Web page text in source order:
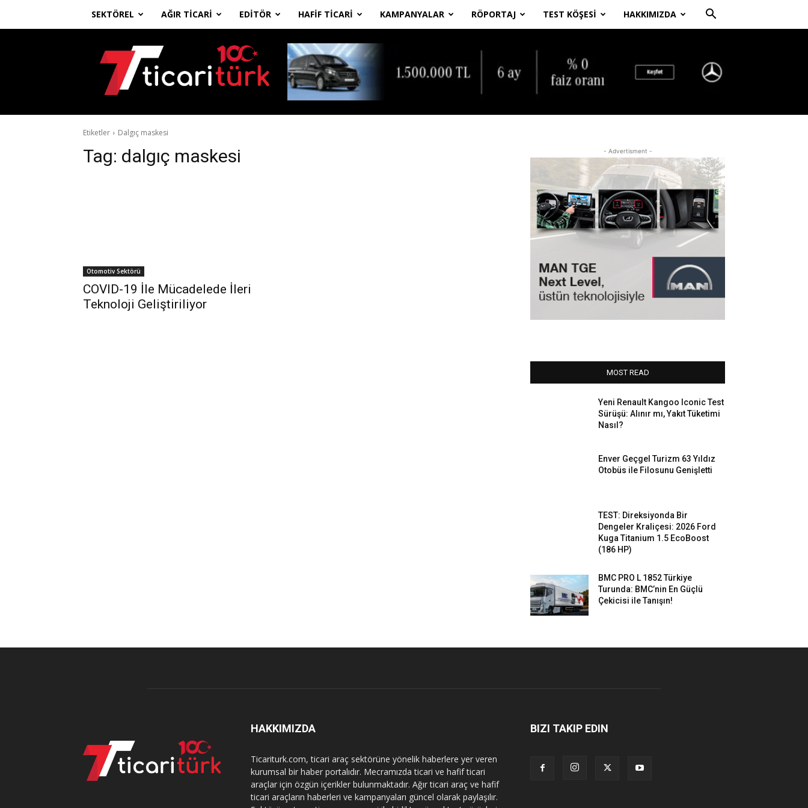
SEKTÖREL AĞIR TICARI EDITÖR HAFIF TICARI KAMPANYALAR RÖPORTAJ TEST KÖŞESI HAKKIMIZDA
Ticari
Türk
Etiketler Dalgıç maskesi
Tag: dalgıç maskesi
Otomotiv Sektörü
COVID-19 İle Mücadelede İleri
Teknoloji Geliştiriliyor
- Advertisment -
MOST READ
Yeni Renault Kangoo Iconic Test
Sürüşü: Alınır mı, Yakıt Tüketimi
Nasıl?
Enver Geçgel Turizm 63 Yıldız
Otobüs ile Filosunu Genişletti
TEST: Direksiyonda Bir
Dengeler Kraliçesi: 2026 Ford
Kuga Titanium 1.5 EcoBoost
(186 HP)
BMC PRO L 1852 Türkiye
Turunda: BMC’nin En Güçlü
Çekicisi ile Tanışın!
HAKKIMIZDA
Ticariturk.com, ticari araç sektörüne yönelik haberlere yer veren
kurumsal bir haber portalıdır. Mecramızda ticari ve hafif ticari
araçlar için özgün içerikler bulunmaktadır. Ağır ticari araç ve hafif
ticari araçların haberleri ve kampanyaları güncel olarak paylaşılır.
BIZI TAKIP EDIN